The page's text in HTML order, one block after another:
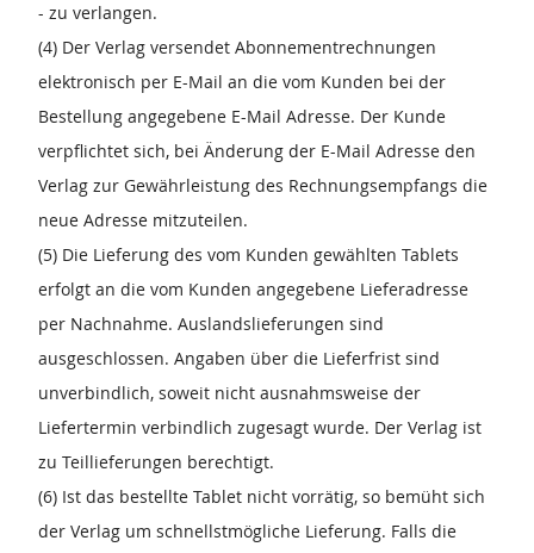
- zu verlangen.
(4) Der Verlag versendet Abonnementrechnungen
elektronisch per E-Mail an die vom Kunden bei der
Bestellung angegebene E-Mail Adresse. Der Kunde
verpflichtet sich, bei Änderung der E-Mail Adresse den
Verlag zur Gewährleistung des Rechnungsempfangs die
neue Adresse mitzuteilen.
(5) Die Lieferung des vom Kunden gewählten Tablets
erfolgt an die vom Kunden angegebene Lieferadresse
per Nachnahme. Auslandslieferungen sind
ausgeschlossen. Angaben über die Lieferfrist sind
unverbindlich, soweit nicht ausnahmsweise der
Liefertermin verbindlich zugesagt wurde. Der Verlag ist
zu Teillieferungen berechtigt.
(6) Ist das bestellte Tablet nicht vorrätig, so bemüht sich
der Verlag um schnellstmögliche Lieferung. Falls die